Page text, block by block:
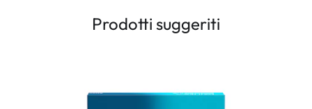
Prodotti suggeriti